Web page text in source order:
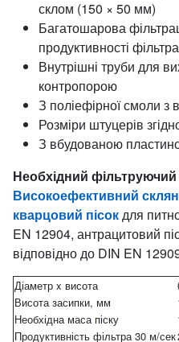
склом (150 × 50 мм)
Багатошарова
продуктивності фільтра
Внутрішні труби для
контропорою
З поліефірної смоли
Розміри штуцерів
З вбудованою
Необхідний фільтруючий
Високоефективний
кварцовий пісокдля
EN 12904, антрацитовий
відповідно до DIN EN
Діаметр x висота
Висота засипки, мм
Необхідна маса піску
Продуктивність фільтра 30 м/сек